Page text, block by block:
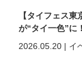
【タイフェス
が“タイ一色”に
2026.05.20 | イ